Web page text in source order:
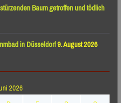
Baum getroffen und tödlich
in Düsseldorf9. August 2026
2026